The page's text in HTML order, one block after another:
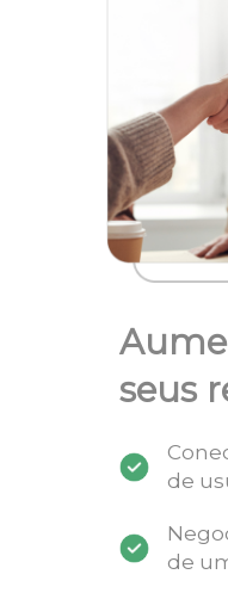
seus
de
de